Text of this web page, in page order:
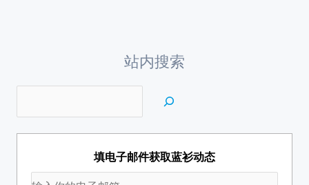
站内搜索
填电子邮件获取蓝衫动态